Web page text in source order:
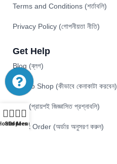
Terms and Conditions (শর্তাবলি)
Privacy Policy (গোপনীয়তা নীতি)
Get Help
Blog (ব্লগ)
How to Shop (কীভাবে কেনাকাটা করবেন)
FAQ (প্রায়শই জিজ্ঞাসিত প্রশ্নাবলি)
Track Order (অর্ডার অনুসরণ করুন)
Shop
Offers
Menu